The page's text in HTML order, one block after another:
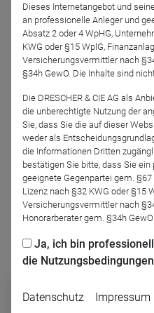
Paul Barthels
DRESCHER & CIE AG
Podcast-Folge anhören
Podcast abonnieren
Dieses Internetangebot und
an professionelle Anleger und
Absatz 2 oder 4 WpHG,
KWG oder §15 WplG,
Versicherungsvermittler nach
§34h GewO. Die Inhalte sind
Die DRESCHER & CIE AG als
die unberechtigte Nutzung der
Sie, dass Sie die auf dieser
weder als
die Informationen Dritten
bestätigen Sie bitte, dass Sie
geeignete Gegenpartei gem.
Lizenz nach §32 KWG oder §15
Versicherungsvermittler nach
Honorarberater gem. §34h GewO
Ja, ich bin
die Nutzungsbedingungen
Datenschutz Impressum